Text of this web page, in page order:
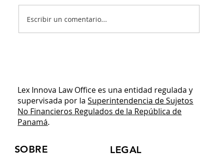
Escribir un comentario...
Lex Innova Law Office es una entidad regulada y
supervisada por la Superintendencia de Sujetos
No Financieros Regulados de la República de
Panamá.
SOBRE
LEGAL